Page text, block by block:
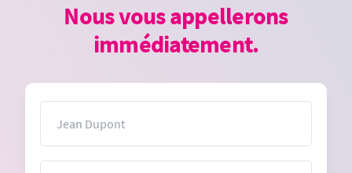
Nous vous appellerons
immédiatement.